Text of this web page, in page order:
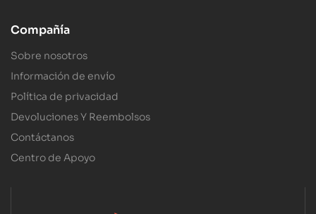
Compañía
Sobre nosotros
Información de envío
Política de privacidad
Devoluciones Y Reembolsos
Contáctanos
Centro de Apoyo